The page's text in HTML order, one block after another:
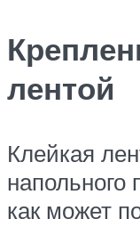
лентой
Клейкая
напольного
как может